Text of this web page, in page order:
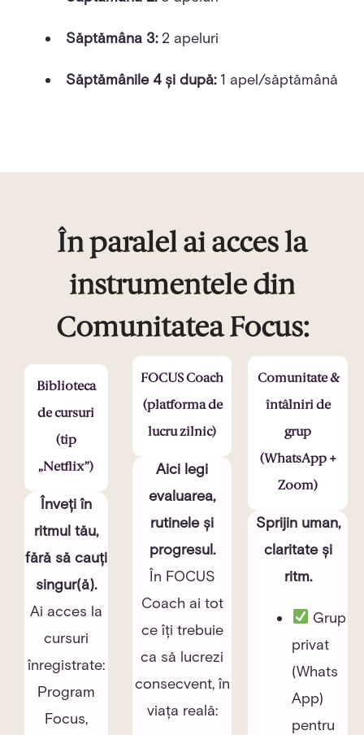
Săptămâna 3:2 apeluri
Săptămânile 4 și după:1 apel/săptămână
În paralel ai acces la
instrumentele din
Comunitatea Focus:
Biblioteca
de cursuri
(tip
„Netflix”)
Înveți în
ritmul tău,
fără să cauți
singur(ă).
Ai acces la
cursuri
înregistrate:
Program
Focus,
FOCUS Coach
(platforma de
lucru zilnic)
Aici legi
evaluarea,
rutinele și
progresul.
În FOCUS
Coach ai tot
ce îți trebuie
ca să lucrezi
consecvent, în
viața reală:
Comunitate &
întâlniri de
grup
(WhatsApp +
Zoom)
Sprijin uman,
claritate și
ritm.
Grup
privat
(Whats
App)
pentru